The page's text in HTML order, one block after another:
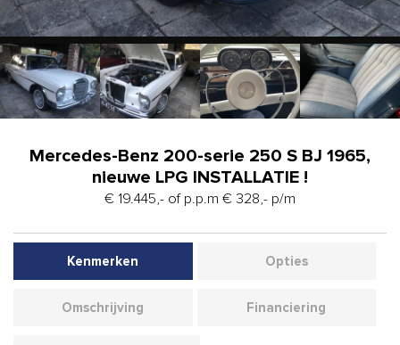
Mercedes-Benz 200-serie 250 S BJ 1965,
nieuwe LPG INSTALLATIE !
€ 19.445,- of p.p.m € 328,- p/m
Kenmerken Opties
Omschrijving Financiering